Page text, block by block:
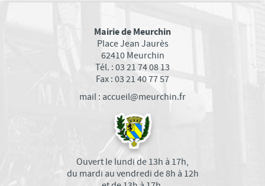
Les transports TER
COMMERÇANTS ET ARTISANS
ACTUALITÉS MEURCHINOISES
En bref
Mairie de Meurchin
Place Jean Jaurès
62410 Meurchin
Tél. : 03 21 74 08 13
Fax : 03 21 40 77 57
mail : accueil@meurchin.fr
Ouvert le lundi de 13h à 17h,
du mardi au vendredi de 8h à 12h